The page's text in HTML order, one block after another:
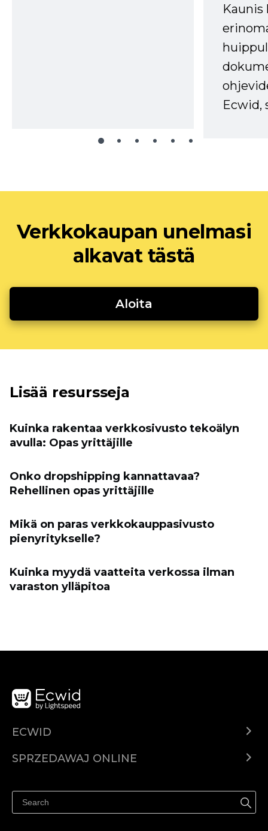
Kaunis
Ecwid,
Verkkokaupan unelmasi
alkavat tästä
Aloita
Lisää resursseja
Kuinka rakentaa verkkosivusto tekoälyn
avulla: Opas yrittäjille
Onko dropshipping kannattavaa?
Rehellinen opas yrittäjille
Mikä on paras verkkokauppasivusto
pienyritykselle?
Kuinka myydä vaatteita verkossa ilman
varaston ylläpitoa
ECWID
Cena
SPRZEDAWAJ ONLINE
Sprzedawaj na Facebooku
Sprzedawaj na Instagramie